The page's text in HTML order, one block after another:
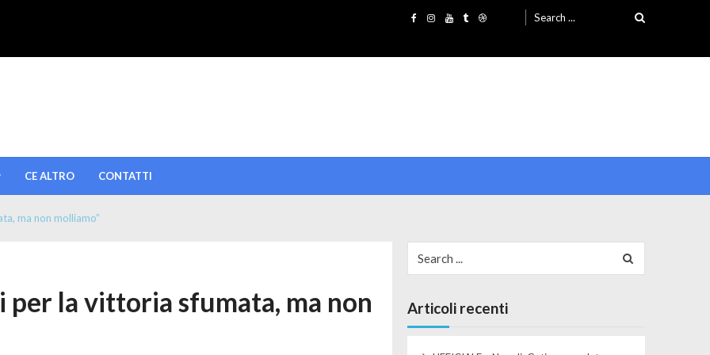
Search for:
CE ALTRO CONTATTI
ma non molliamo”
per la vittoria sfumata, ma non
Articoli recenti